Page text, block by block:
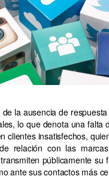
la ausencia de
lo que denota una falta
clientes insatisfechos,
relación con las
públicamente su
ante sus contactos más